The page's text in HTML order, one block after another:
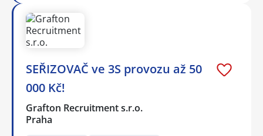
SEŘIZOVAČ ve 3S provozu až 50
000 Kč!
Grafton Recruitment s.r.o.
Praha